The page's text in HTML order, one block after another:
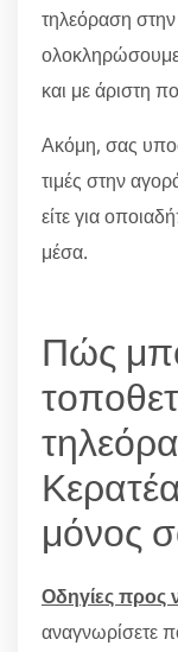
τηλεόραση
ολοκληρώσουμε
και με άριστη
Ακόμη, σας
τιμές στην
είτε για
μέσα.
Πώς
μόνος
Οδηγίες προς
αναγνωρίσετε